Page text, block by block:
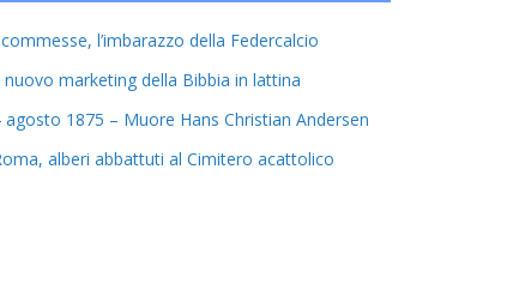
l’imbarazzo della Federcalcio
nuovo marketing della Bibbia in lattina
agosto 1875 – Muore Hans Christian Andersen
alberi abbattuti al Cimitero acattolico